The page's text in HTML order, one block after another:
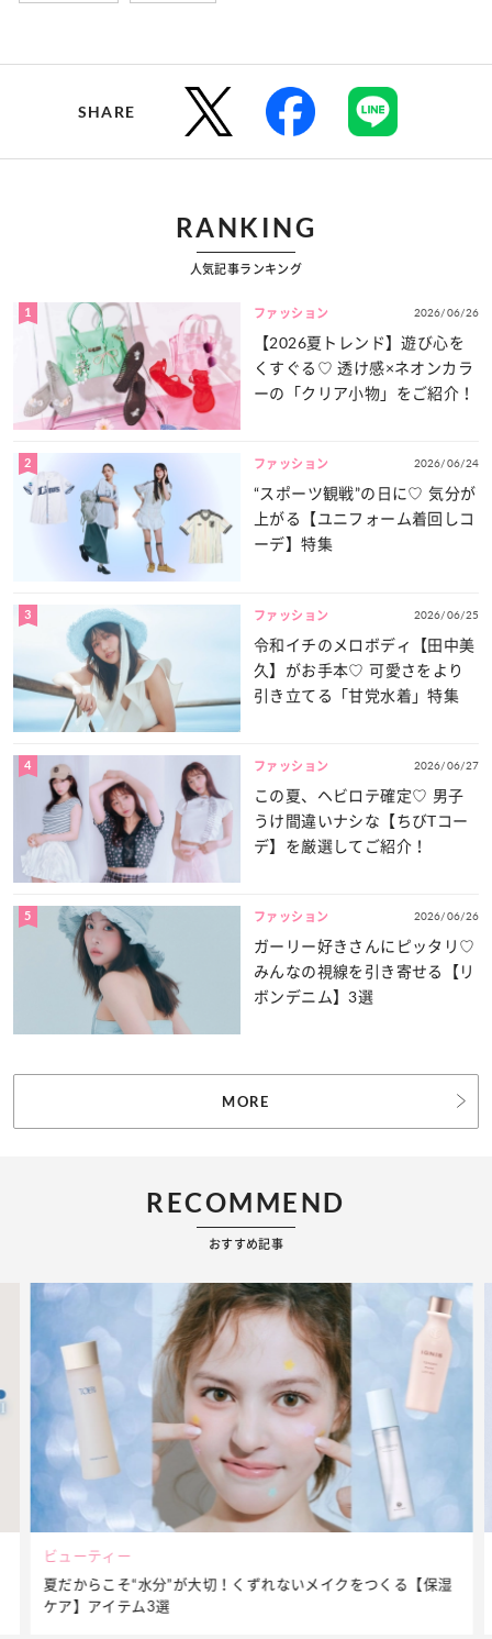
SHARE
RANKING
人気記事ランキング
1 ファッション 2026/06/26
【2026夏トレンド】遊び心を
くすぐる♡ 透け感×ネオンカラ
ーの「クリア小物」をご紹介！
2 ファッション 2026/06/24
“スポーツ観戦”の日に♡ 気分が
上がる【ユニフォーム着回しコ
ーデ】特集
3 ファッション 2026/06/25
令和イチのメロボディ【田中美
久】がお手本♡ 可愛さをより
引き立てる「甘党水着」特集
4 ファッション 2026/06/27
この夏、ヘビロテ確定♡ 男子
うけ間違いナシな【ちびTコー
デ】を厳選してご紹介！
5 ファッション 2026/06/26
ガーリー好きさんにピッタリ♡
みんなの視線を引き寄せる【リ
ボンデニム】3選
MORE
RECOMMEND
おすすめ記事
ビューティー
夏だからこそ“水分”が大切！くずれないメイクをつくる【保湿
ケア】アイテム3選